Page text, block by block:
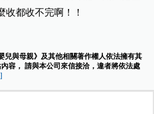
收都收不完啊！！
兒與母親》及其他相關著作權人依法擁有其
容， 請與本公司來信接洽，違者將依法處